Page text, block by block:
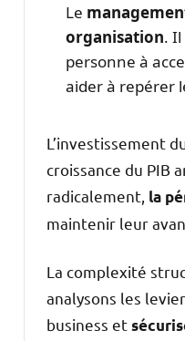
Le
organisation.
personne à
aider à repérer
L’investissement
croissance du PIB
radicalement, la
maintenir leur
La complexité
analysons les
business et